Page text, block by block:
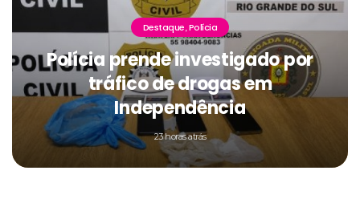
Destaque Polícia
Polícia prende investigado por
tráfico de drogas em
Independência
23 horas atrás